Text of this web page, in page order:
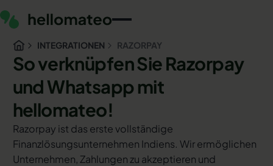
INTEGRATIONEN RAZORPAY
So verknüpfen Sie Razorpay
und Whatsapp mit
hellomateo!
Razorpay ist das erste vollständige
Finanzlösungsunternehmen Indiens. Wir ermöglichen
Unternehmen, Zahlungen zu akzeptieren und